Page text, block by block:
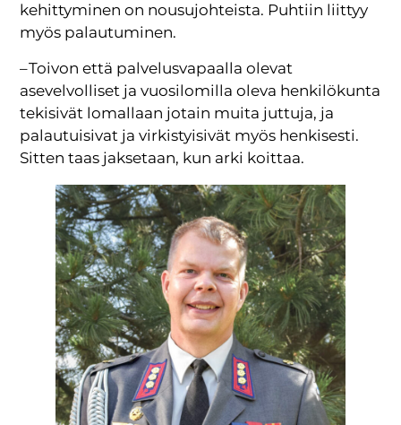
kehittyminen on nousujohteista. Puhtiin liittyy
myös palautuminen.
– Toivon että palvelusvapaalla olevat
asevelvolliset ja vuosilomilla oleva henkilökunta
tekisivät lomallaan jotain muita juttuja, ja
palautuisivat ja virkistyisivät myös henkisesti.
Sitten taas jaksetaan, kun arki koittaa.